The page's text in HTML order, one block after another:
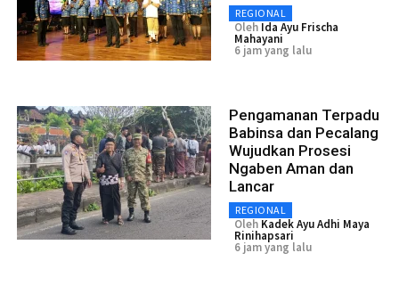
REGIONAL
Oleh Ida Ayu Frischa
Mahayani
6 jam yang lalu
Pengamanan Terpadu
Babinsa dan Pecalang
Wujudkan Prosesi
Ngaben Aman dan
Lancar
REGIONAL
Oleh Kadek Ayu Adhi Maya
Rinihapsari
6 jam yang lalu